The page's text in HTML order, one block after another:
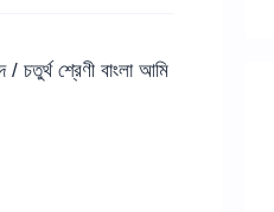
চতুর্থ শ্রেণী বাংলা আমি